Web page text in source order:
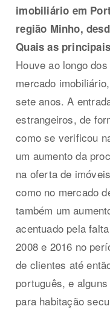
imobiliário em
região Minho,
Quais as
Houve ao longo
mercado
sete anos. A
estrangeiros, de
como se verificou
um aumento da
na oferta de
como no mercado
também um
acentuado pela
2008 e 2016 no
de clientes até
português, e
para habitação